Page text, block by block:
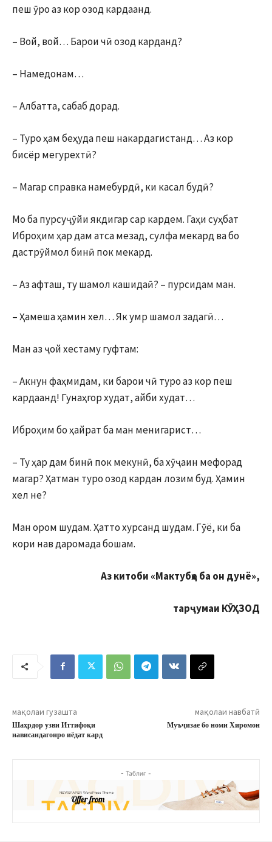
пеш ӯро аз кор озод кардаанд.
– Вой, вой… Барои чӣ озод карданд?
– Намедонам…
– Албатта, сабаб дорад.
– Туро ҳам беҳуда пеш накардагистанд… Аз кор
бисёр мегурехтӣ?
– Магар справка намебурдӣ, ки касал будӣ?
Мо ба пурсуҷӯйи якдигар сар кардем. Гаҳи суҳбат
Иброҳим ҳар дам атса мезад, сулфа мекард ва бо
дастрӯймол бинӣ пок мекард.
– Аз афташ, ту шамол кашидаӣ? – пурсидам ман.
– Ҳамеша ҳамин хел… Як умр шамол задагӣ…
Ман аз ҷой хестаму гуфтам:
– Акнун фаҳмидам, ки барои чӣ туро аз кор пеш
кардаанд! Гунаҳгор худат, айби худат…
Иброҳим бо ҳайрат ба ман менигарист…
– Ту ҳар дам бинӣ пок мекунӣ, ба хӯҷаин мефорад
магар? Ҳатман туро озод кардан лозим буд. Ҳамин
хел не?
Ман ором шудам. Ҳатто хурсанд шудам. Гӯё, ки ба
кори нав даромада бошам.
Аз китоби «Мактубҳо ба он дунё»,
тарҷумаи КӮҲЗОД
мақолаи гузашта
Шаҳрдор узви Иттифоқи
нависандагонро иёдат кард
мақолаи навбатӣ
Муъҷизае бо номи Хиромон
- Таблиғ -